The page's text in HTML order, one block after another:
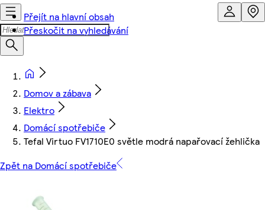
Přejít na hlavní obsah
Přeskočit na vyhledávání
Domov a zábava
Elektro
Domácí spotřebiče
Tefal Virtuo FV1710E0 světle modrá napařovací žehlička
Zpět na Domácí spotřebiče